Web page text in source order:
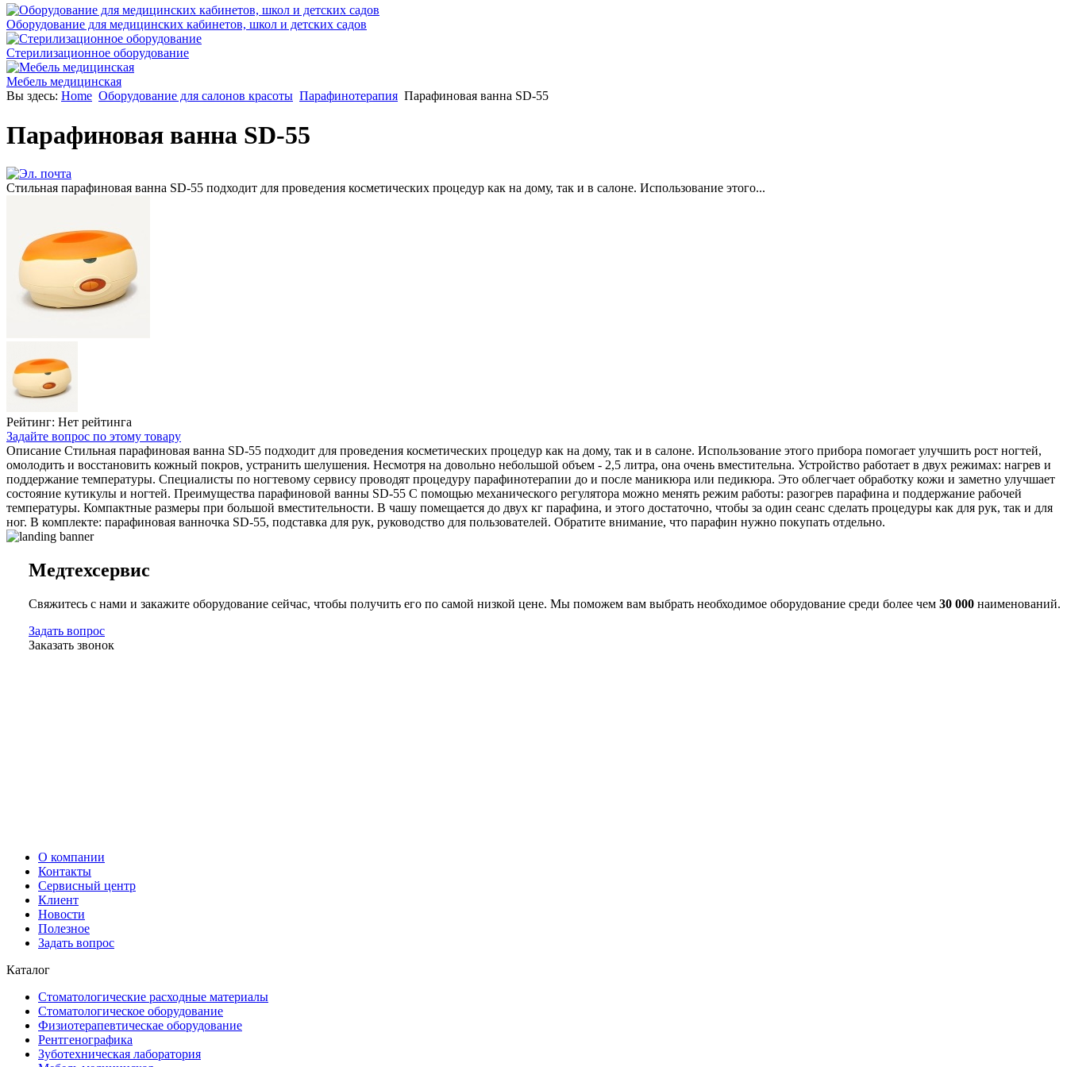
Оборудование для медицинских кабинетов, школ и детских садов
Стерилизационное оборудование
Мебель медицинская
Вы здесь: Home Оборудование для салонов красоты Парафинотерапия Парафиновая ванна SD-55
Парафиновая ванна SD-55
Стильная парафиновая ванна SD-55 подходит для проведения косметических процедур как на дому, так и в салоне. Использование этого...
Рейтинг: Нет рейтинга
Задайте вопрос по этому товару
Описание Стильная парафиновая ванна SD-55 подходит для проведения косметических процедур как на дому, так и в салоне. Использование этого прибора помогает улучшить рост ногтей,
омолодить и восстановить кожный покров, устранить шелушения. Несмотря на довольно небольшой объем - 2,5 литра, она очень вместительна. Устройство работает в двух режимах: нагрев и
поддержание температуры. Специалисты по ногтевому сервису проводят процедуру парафинотерапии до и после маникюра или педикюра. Это облегчает обработку кожи и заметно улучшает
состояние кутикулы и ногтей. Преимущества парафиновой ванны SD-55 С помощью механического регулятора можно менять режим работы: разогрев парафина и поддержание рабочей
температуры. Компактные размеры при большой вместительности. В чашу помещается до двух кг парафина, и этого достаточно, чтобы за один сеанс сделать процедуры как для рук, так и для
ног. В комплекте: парафиновая ванночка SD-55, подставка для рук, руководство для пользователей. Обратите внимание, что парафин нужно покупать отдельно.
Медтехсервис
Свяжитесь с нами и закажите оборудование сейчас, чтобы получить его по самой низкой цене. Мы поможем вам выбрать необходимое оборудование среди более чем 30 000 наименований.
Задать вопрос
Заказать звонок
О компании
Контакты
Сервисный центр
Клиент
Новости
Полезное
Задать вопрос
Каталог
Стоматологические расходные материалы
Стоматологическое оборудование
Физиотерапевтическае оборудование
Рентгенографика
Зуботехническая лаборатория